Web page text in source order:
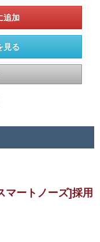
見る
マートノーズ]採用